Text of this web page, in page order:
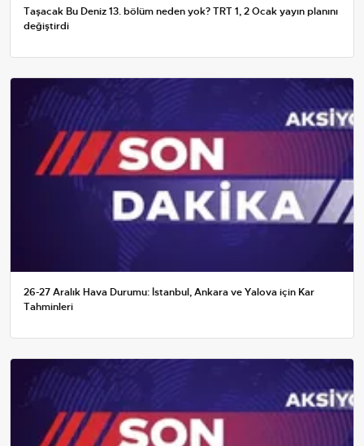
Taşacak Bu Deniz 13. bölüm neden yok? TRT 1, 2 Ocak yayın planını
değiştirdi
26-27 Aralık Hava Durumu: İstanbul, Ankara ve Yalova için Kar
Tahminleri